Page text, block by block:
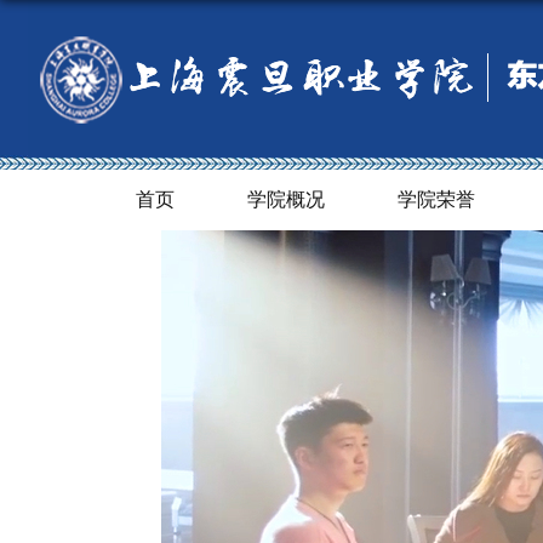
首页 学院概况 学院荣誉